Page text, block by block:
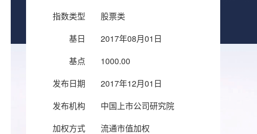
指数类型
股票类
基日
2017年08月01日
基点
1000.00
发布日期
2017年12月01日
发布机构
中国上市公司研究院
加权方式
流通市值加权